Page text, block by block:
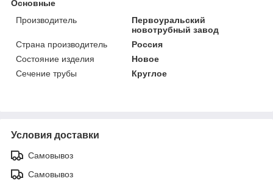
Основные
Производитель
Первоуральский
новотрубный завод
Страна производитель
Россия
Состояние изделия
Новое
Сечение трубы
Круглое
Условия доставки
Самовывоз
Самовывоз